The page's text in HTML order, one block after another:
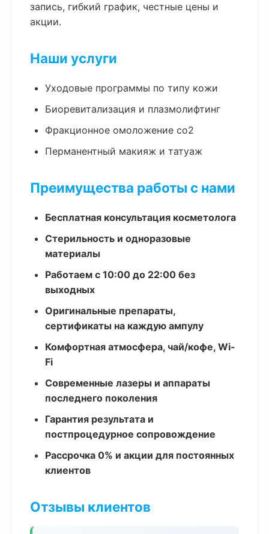
запись, гибкий график, честные цены и
акции.
Наши услуги
Уходовые программы по типу кожи
Биоревитализация и плазмолифтинг
Фракционное омоложение co2
Перманентный макияж и татуаж
Преимущества работы с нами
Бесплатная консультация косметолога
Стерильность и одноразовые
материалы
Работаем с 10:00 до 22:00 без
выходных
Оригинальные препараты,
сертификаты на каждую ампулу
Комфортная атмосфера, чай/кофе, Wi-
Fi
Современные лазеры и аппараты
последнего поколения
Гарантия результата и
постпроцедурное сопровождение
Рассрочка 0% и акции для постоянных
клиентов
Отзывы клиентов